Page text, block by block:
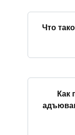
Что
Как